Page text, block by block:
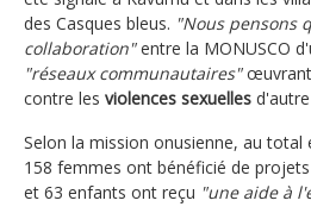
des Casques bleus. "Nous pensons
collaboration"entre la MONUSCO
"réseaux communautaires"œuvrant
contre les violences sexuelles
Selon la mission onusienne, au total
158 femmes ont bénéficié de
et 63 enfants ont reçu "une aide à